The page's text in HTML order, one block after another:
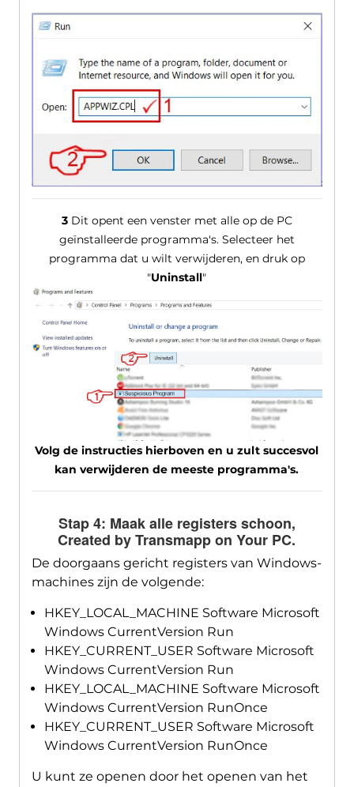
3Dit opent een venster met alle op de PC
geïnstalleerde programma's. Selecteer het
programma dat u wilt verwijderen, en druk op
"Uninstall"
Volg de instructies hierboven en u zult succesvol
kan verwijderen de meeste programma's.
Stap 4: Maak alle registers schoon,
Created by Transmapp on Your PC.
De doorgaans gericht registers van Windows-
machines zijn de volgende:
HKEY_LOCAL_MACHINE Software Microsoft
Windows CurrentVersion Run
HKEY_CURRENT_USER Software Microsoft
Windows CurrentVersion Run
HKEY_LOCAL_MACHINE Software Microsoft
Windows CurrentVersion RunOnce
HKEY_CURRENT_USER Software Microsoft
Windows CurrentVersion RunOnce
U kunt ze openen door het openen van het